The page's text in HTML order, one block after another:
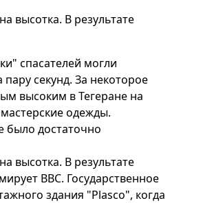
высотка. В результате
спасателей могли
секунд. За некоторое
высоким в Тегеране на
одежды.
было достаточно
высотка. В результате
ВВС. Государственное
здания "Plasco", когда